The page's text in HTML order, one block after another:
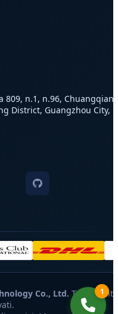
809, n.1, n.96,
District, Guangzhou City,
Co., Ltd. Tutti i diritti
1